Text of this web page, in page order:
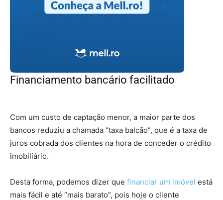
Financiamento bancário facilitado
Com um custo de captação menor, a maior parte dos
bancos reduziu a chamada “taxa balcão”, que é a taxa de
juros cobrada dos clientes na hora de conceder o crédito
imobiliário.
Desta forma, podemos dizer que financiar um imóvel está
mais fácil e até “mais barato”, pois hoje o cliente